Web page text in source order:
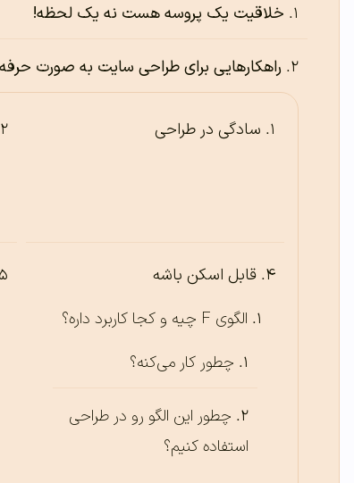
خلاقیت یک پروسه هست نه یک لحظه!
راهکارهایی برای طراحی سایت به صورت
سادگی در طراحی
قابل اسکن باشه
الگوی F چیه و کجا کاربرد داره؟
چطور کار می‌کنه؟
چطور این الگو رو در طراحی
استفاده کنیم؟